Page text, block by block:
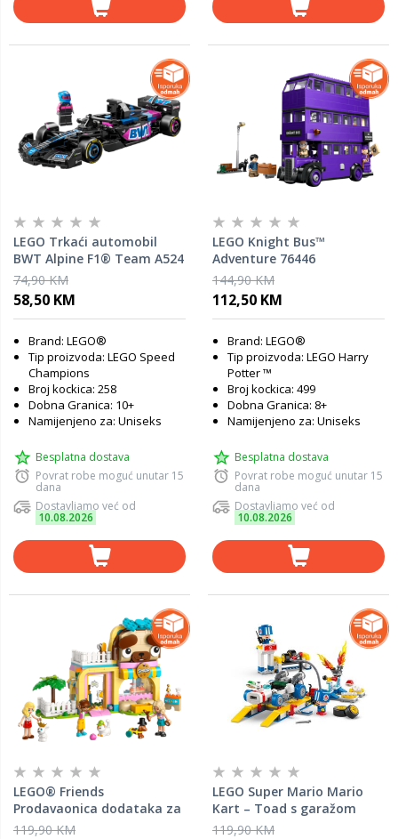
LEGO Trkaći automobil
BWT Alpine F1® Team A524
77248
74,90 KM
58,50 KM
Brand: LEGO®
Tip proizvoda: LEGO Speed
Champions
Broj kockica: 258
Dobna Granica: 10+
Namijenjeno za: Uniseks
Besplatna dostava
Povrat robe moguć unutar 15
dana
Dostavljamo već od
10.08.2026
LEGO Knight Bus™
Adventure 76446
144,90 KM
112,50 KM
Brand: LEGO®
Tip proizvoda: LEGO Harry
Potter ™
Broj kockica: 499
Dobna Granica: 8+
Namijenjeno za: Uniseks
Besplatna dostava
Povrat robe moguć unutar 15
dana
Dostavljamo već od
10.08.2026
LEGO® Friends
Prodavaonica dodataka za
kućne ljubimce 42650
119,90 KM
LEGO Super Mario Mario
Kart – Toad s garažom
72035
119,90 KM